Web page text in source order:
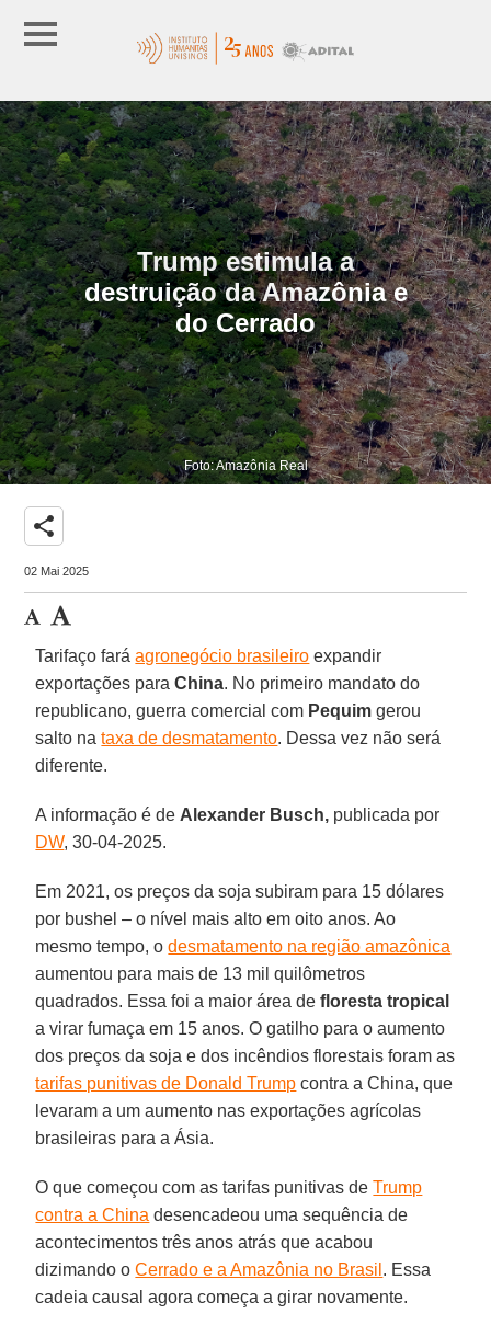
Trump estimula a
destruição da Amazônia e
do Cerrado
Foto: Amazônia Real
share
02 Mai 2025
Tarifaço faráagronegócio brasileiro expandir
exportações paraChina. No primeiro mandato do
republicano, guerra comercial com Pequim gerou
salto nataxa de desmatamento. Dessa vez não será
diferente.
A informação é de Alexander Busch, publicada por
DW, 30-04-2025.
Em 2021, os preços da soja subiram para 15 dólares
por bushel – o nível mais alto em oito anos. Ao
mesmo tempo, odesmatamento na região amazônica
aumentou para mais de 13 mil quilômetros
quadrados. Essa foi a maior área defloresta tropical
a virar fumaça em 15 anos. O gatilho para o aumento
dos preços da soja e dos incêndios florestais foram as
tarifas punitivas de Donald Trump contra a China, que
levaram a um aumento nas exportações agrícolas
brasileiras para a Ásia.
O que começou com as tarifas punitivas deTrump
contra a China desencadeou uma sequência de
acontecimentos três anos atrás que acabou
dizimando oCerrado e a Amazônia no Brasil . Essa
cadeia causal agora começa a girar novamente.